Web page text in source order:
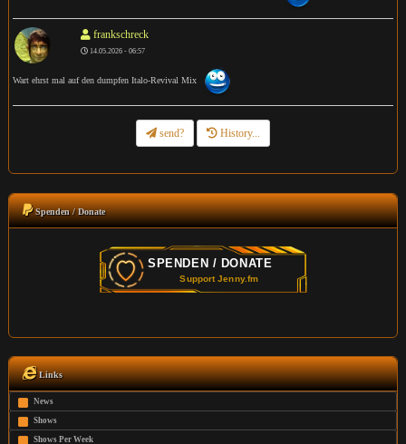
frankschreck
14.05.2026 - 06:57
Wart ehrst mal auf den dumpfen Italo-Revival Mix
send? History...
Spenden / Donate
Links
News
Shows
Shows Per Week